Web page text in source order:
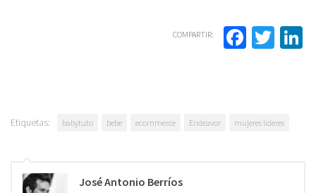
COMPARTIR:
Etiquetas: babytuto bebe ecommerce Endeavor mujeres lideres
José Antonio Berríos